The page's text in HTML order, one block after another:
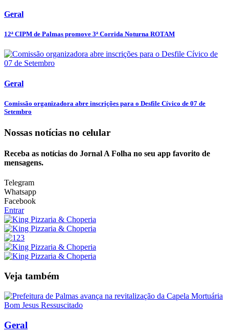
Geral
12ª CIPM de Palmas promove 3ª Corrida Noturna ROTAM
Geral
Comissão organizadora abre inscrições para o Desfile Cívico de 07 de
Setembro
Nossas notícias no celular
Receba as notícias do Jornal A Folha no seu app favorito de
mensagens.
Telegram
Whatsapp
Facebook
Entrar
Veja também
Geral